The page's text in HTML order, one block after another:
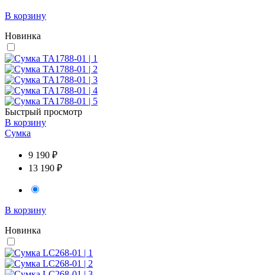
В корзину
Новинка
Быстрый просмотр
В корзину
Сумка
9 190 ₽
13 190 ₽
В корзину
Новинка